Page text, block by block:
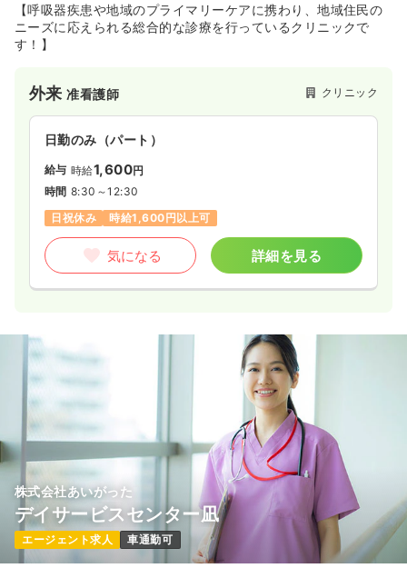
【呼吸器疾患や地域のプライマリーケアに携わり、地域住民の
ニーズに応えられる総合的な診療を行っているクリニックで
す！】
外来准看護師 クリニック
日勤のみ（パート）
給与 時給1,600円
時間 8:30～12:30
日祝休み
時給1,600円以上可
気になる 詳細を見る
株式会社あいがった
デイサービスセンター凪
エージェント求人 車通勤可